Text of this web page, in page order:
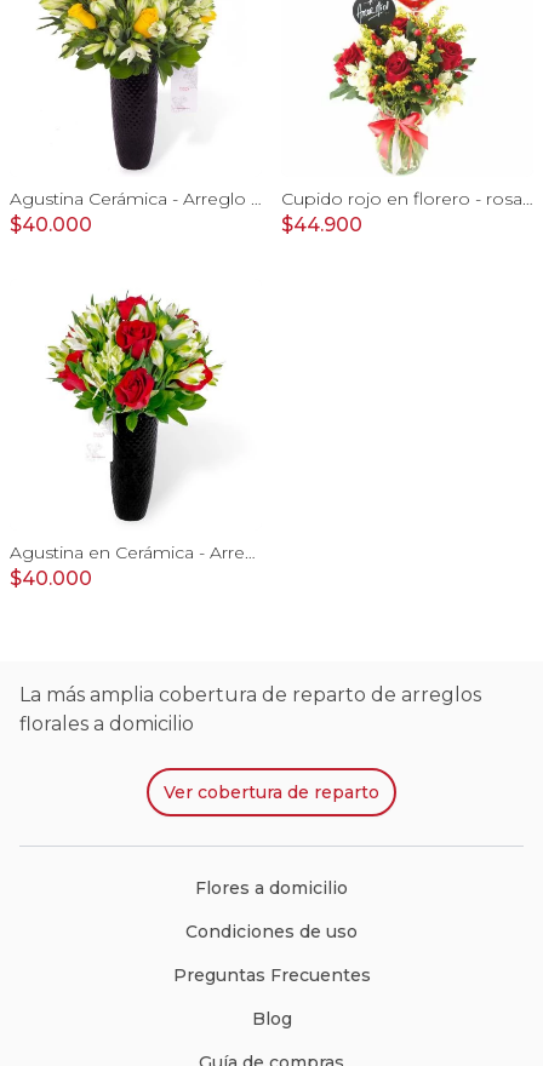
Agustina Cerámica - Arreglo 10 rosas amarillo y astromelia
$40.000
Cupido rojo en florero - rosas, mini rosas, hypericum, globo te amo y pizarra
$44.900
Agustina en Cerámica - Arreglo 10 rosas rojo y astromeliass
$40.000
La más amplia cobertura de reparto de arreglos
florales a domicilio
Ver cobertura de reparto
Flores a domicilio
Condiciones de uso
Preguntas Frecuentes
Blog